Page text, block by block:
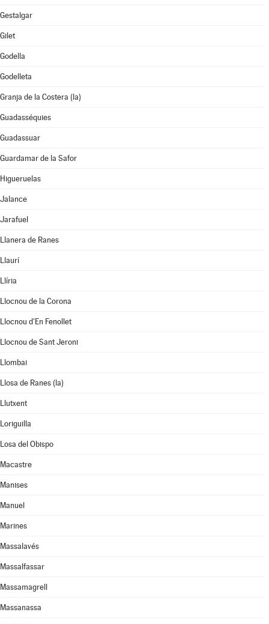
Gestalgar
Gilet
Godella
Godelleta
Granja de la Costera (la)
Guadasséquies
Guadassuar
Guardamar de la Safor
Higueruelas
Jalance
Jarafuel
Llanera de Ranes
Llaurí
Llíria
Llocnou de la Corona
Llocnou d'En Fenollet
Llocnou de Sant Jeroni
Llombai
Llosa de Ranes (la)
Llutxent
Loriguilla
Losa del Obispo
Macastre
Manises
Manuel
Marines
Massalavés
Massalfassar
Massamagrell
Massanassa